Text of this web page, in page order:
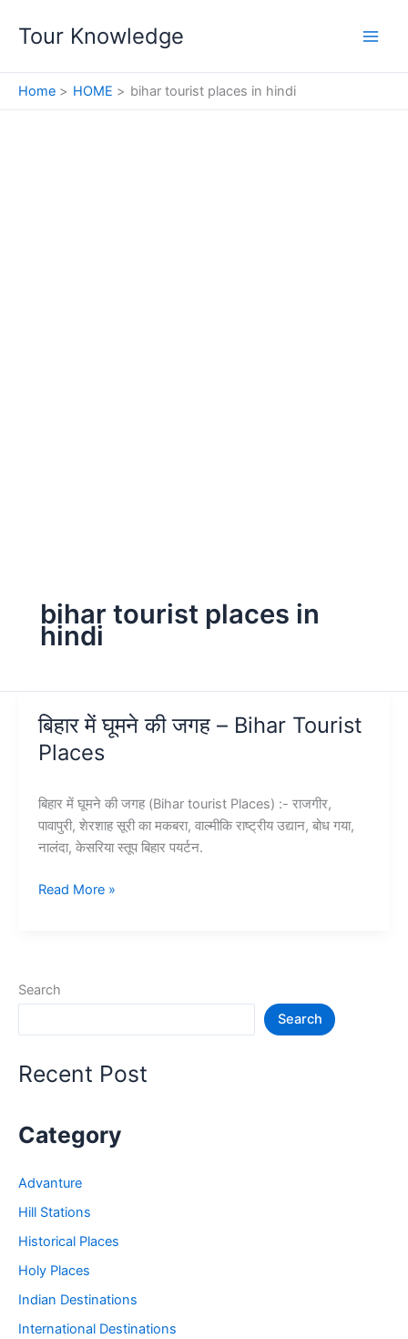
Tour Knowledge
Home HOME bihar tourist places in hindi
bihar tourist places in
hindi
बिहार में घूमने की जगह – Bihar Tourist
Places
बिहार में घूमने की जगह (Bihar tourist Places) :- राजगीर,
पावापुरी, शेरशाह सूरी का मकबरा, वाल्मीकि राष्ट्रीय उद्यान, बोध गया,
नालंदा, केसरिया स्तूप बिहार पयर्टन.
बिहार
–
Read More »
Search
Search
Recent Post
Category
Advanture
Hill Stations
Historical Places
Holy Places
Indian Destinations
International Destinations